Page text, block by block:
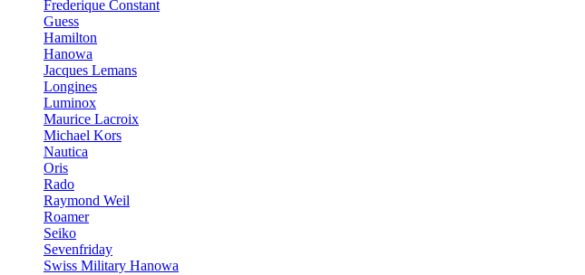
Frederique Constant
Guess
Hamilton
Hanowa
Jacques Lemans
Longines
Luminox
Maurice Lacroix
Michael Kors
Nautica
Oris
Rado
Raymond Weil
Roamer
Seiko
Sevenfriday
Swiss Military Hanowa